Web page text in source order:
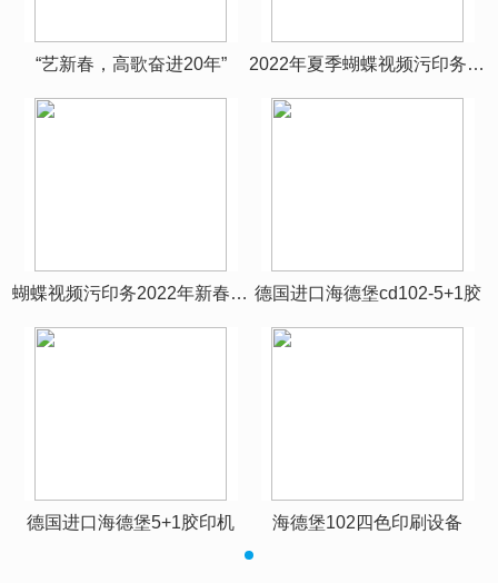
“艺新春，高歌奋进20年” 2022年夏季蝴蝶视频污印务团建
蝴蝶视频污印务2022年新春团拜 德国进口海德堡cd102-5+1胶
德国进口海德堡5+1胶印机 海德堡102四色印刷设备